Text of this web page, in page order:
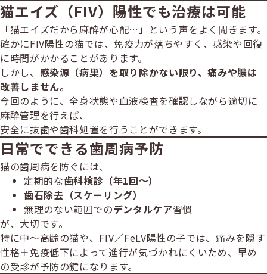
猫エイズ（FIV）陽性でも治療は可能
「猫エイズだから麻酔が心配…」という声をよく聞きます。
確かにFIV陽性の猫では、免疫力が落ちやすく、感染や回復
に時間がかかることがあります。
しかし、 感染源（病巣）を取り除かない限り、痛みや膿は
改善しません。
今回のように、全身状態や血液検査を確認しながら適切に
麻酔管理を行えば、
安全に抜歯や歯科処置を行うことができます。
日常でできる歯周病予防
猫の歯周病を防ぐには、
定期的な歯科検診（年1回〜）
歯石除去（スケーリング）
無理のない範囲でのデンタルケア習慣
が、大切です。
特に中〜高齢の猫や、FIV／FeLV陽性の子では、痛みを隠す
性格＋免疫低下によって進行が気づかれにくいため、早め
の受診が予防の鍵になります。